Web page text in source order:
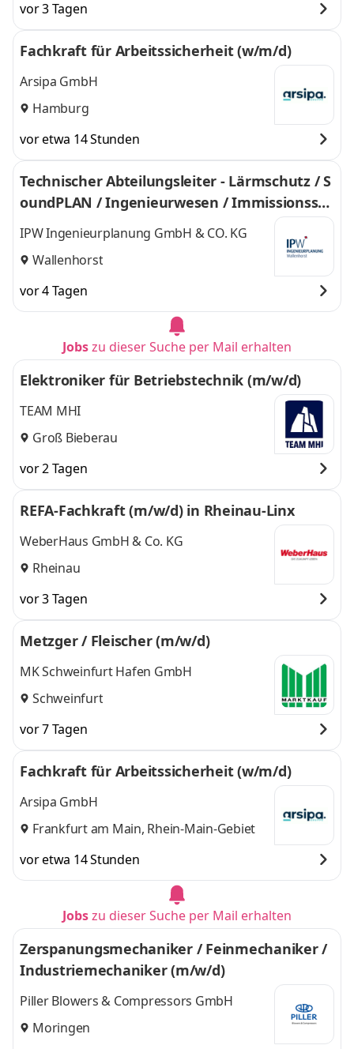
vor 3 Tagen
Fachkraft für Arbeitssicherheit (w/m/d)
Arsipa GmbH
Hamburg
vor etwa 14 Stunden
Technischer Abteilungsleiter - Lärmschutz / S
oundPLAN / Ingenieurwesen / Immissionssch
utz (m/w/d)
IPW Ingenieurplanung GmbH & CO. KG
Wallenhorst
vor 4 Tagen
Jobszu dieser Suche per Mail erhalten
Elektroniker für Betriebstechnik (m/w/d)
TEAM MHI
Groß Bieberau
vor 2 Tagen
REFA-Fachkraft (m/w/d) in Rheinau-Linx
WeberHaus GmbH & Co. KG
Rheinau
vor 3 Tagen
Metzger / Fleischer (m/w/d)
MK Schweinfurt Hafen GmbH
Schweinfurt
vor 7 Tagen
Fachkraft für Arbeitssicherheit (w/m/d)
Arsipa GmbH
Frankfurt am Main, Rhein-Main-Gebiet
vor etwa 14 Stunden
Jobszu dieser Suche per Mail erhalten
Zerspanungsmechaniker / Feinmechaniker /
Industriemechaniker (m/w/d)
Piller Blowers & Compressors GmbH
Moringen